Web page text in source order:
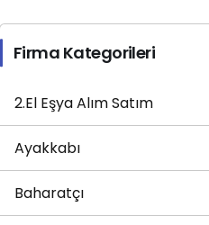
Firma Kategorileri
2.El Eşya Alım Satım
Ayakkabı
Baharatçı